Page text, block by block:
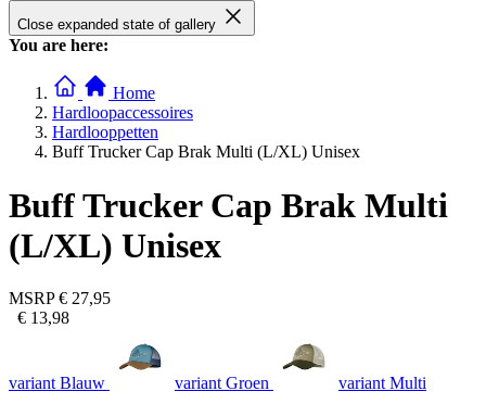
Close expanded state of gallery
You are here:
Home
Hardloopaccessoires
Hardlooppetten
Buff Trucker Cap Brak Multi (L/XL) Unisex
Buff Trucker Cap Brak Multi
(L/XL) Unisex
MSRP € 27,95
€ 13,98
variant Blauw variant Groen variant Multi